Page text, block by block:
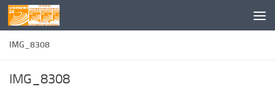
Skip to content
IMG_8308
IMG_8308